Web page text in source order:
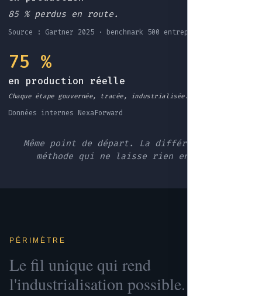
85 % perdus en route.
Source : Gartner 2025 · benchmark 500 entreprises EU
75 %
en production réelle
Chaque étape gouvernée, tracée, industrialisée.
Données internes NexaForward
Même point de départ. La différence : une
méthode qui ne laisse rien en route.
PÉRIMÈTRE
Le fil unique qui rend
l'industrialisation possible.